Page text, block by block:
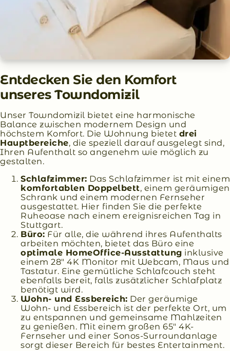
Entdecken Sie den Komfort
unseres Towndomizil
Unser Towndomizil bietet eine harmonische
Balance zwischen modernem Design und
höchstem Komfort. Die Wohnung bietet drei
Hauptbereiche, die speziell darauf ausgelegt sind,
Ihren Aufenthalt so angenehm wie möglich zu
gestalten.
Schlafzimmer: Das Schlafzimmer ist mit einem
komfortablen Doppelbett, einem geräumigen
Schrank und einem modernen Fernseher
ausgestattet. Hier finden Sie die perfekte
Ruheoase nach einem ereignisreichen Tag in
Stuttgart.
Büro: Für alle, die während ihres Aufenthalts
arbeiten möchten, bietet das Büro eine
optimale HomeOffice-Ausstattung inklusive
einem 28″ 4K Monitor mit Webcam, Maus und
Tastatur. Eine gemütliche Schlafcouch steht
ebenfalls bereit, falls zusätzlicher Schlafplatz
benötigt wird.
Wohn- und Essbereich: Der geräumige
Wohn- und Essbereich ist der perfekte Ort, um
zu entspannen und gemeinsame Mahlzeiten
zu genießen. Mit einem großen 65″ 4K-
Fernseher und einer Sonos-Surroundanlage
sorgt dieser Bereich für bestes Entertainment.